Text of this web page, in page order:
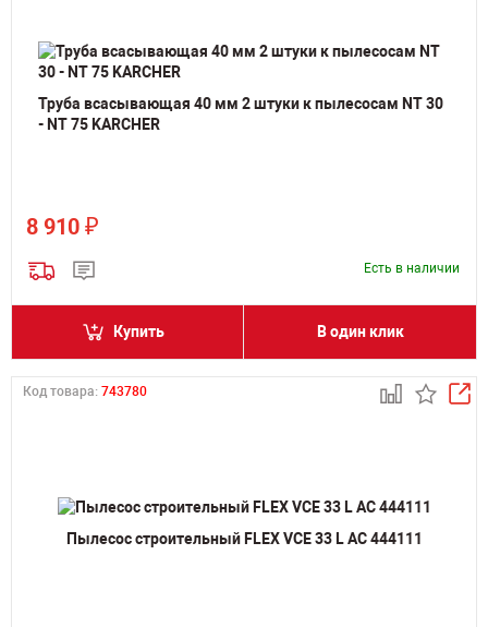
Труба всасывающая 40 мм 2 штуки к пылесосам NT 30
- NT 75 KARCHER
8 910 ₽
Есть в наличии
Купить В один клик
Код товара: 743780
Пылесос строительный FLEX VCE 33 L AC 444111